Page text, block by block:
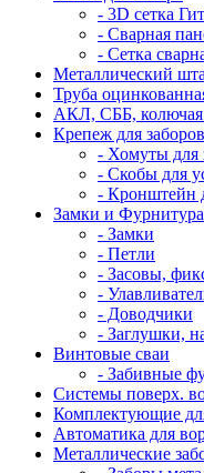
- 3D сетка
- Сварная
- Сетка
Металлический
Труба
АКЛ, СББ, колючая
Крепеж для заборов
- Хомуты для
- Скобы для
- Кронштейн
Замки и Фурнитура
- Замки
- Петли
- Засовы,
-
- Доводчики
- Заглушки,
Винтовые сваи
- Забивные
Системы поверх.
Комплектующие
Автоматика для
Металлические